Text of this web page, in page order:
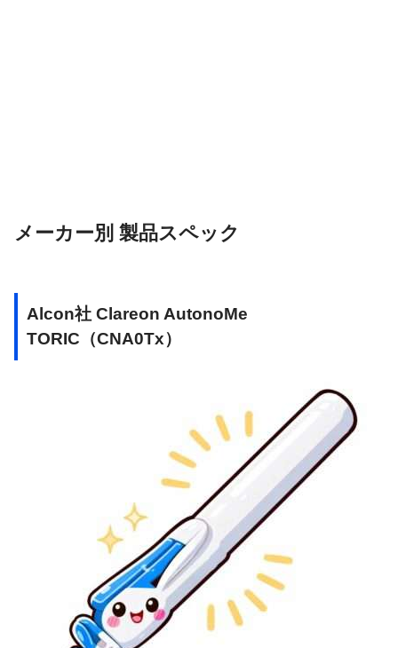
メーカー別 製品スペック
Alcon社 Clareon AutonoMe
TORIC（CNA0Tx）